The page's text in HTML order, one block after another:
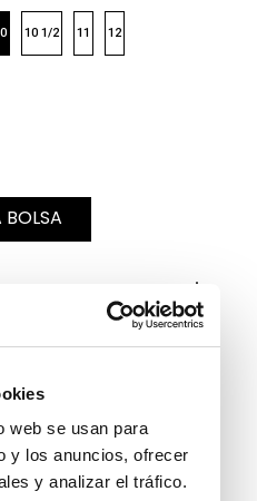
web se usan para
y los anuncios, ofrecer
y analizar el tráfico.
10 1/2 11 12